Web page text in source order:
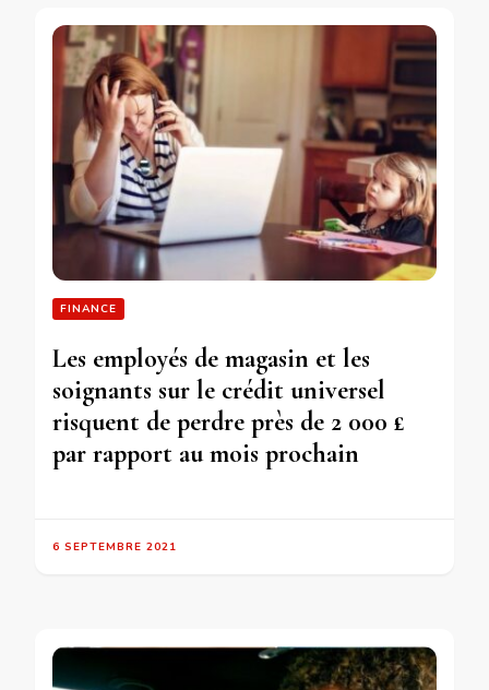
FINANCE
Les employés de magasin et les
soignants sur le crédit universel
risquent de perdre près de 2 000 £
par rapport au mois prochain
6 SEPTEMBRE 2021